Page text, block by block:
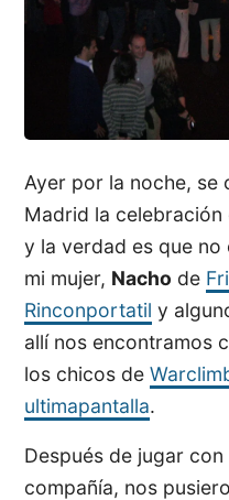
Ayer por la noche, se
Madrid la
y la verdad es que no
mi mujer, Nacho de
Rinconportatil y
allí nos encontramos
los chicos de
ultimapantalla.
Después de jugar
compañía, nos